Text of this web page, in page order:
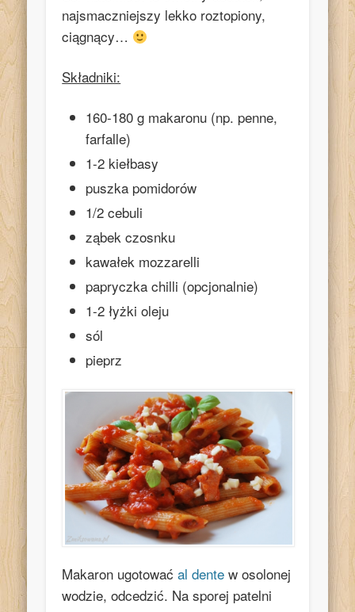
najsmaczniejszy lekko roztopiony,
ciągnący…
Składniki:
160-180 g makaronu (np. penne,
farfalle)
1-2 kiełbasy
puszka pomidorów
1/2 cebuli
ząbek czosnku
kawałek mozzarelli
papryczka chilli (opcjonalnie)
1-2 łyżki oleju
sól
pieprz
Makaron ugotowaćal dente w osolonej
wodzie, odcedzić. Na sporej patelni